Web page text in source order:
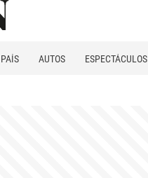
PAÍS AUTOS
ESPECTÁCULOS